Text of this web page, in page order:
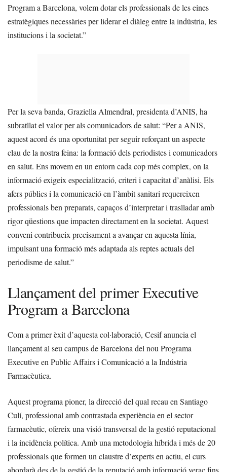
Program a Barcelona, volem dotar els professionals de les eines
estratègiques necessàries per liderar el diàleg entre la indústria, les
institucions i la societat.”
Per la seva banda, Graziella Almendral, presidenta d’ANIS, ha
subratllat el valor per als comunicadors de salut: “Per a ANIS,
aquest acord és una oportunitat per seguir reforçant un aspecte
clau de la nostra feina: la formació dels periodistes i comunicadors
en salut. Ens movem en un entorn cada cop més complex, on la
informació exigeix especialització, criteri i capacitat d’anàlisi. Els
afers públics i la comunicació en l’àmbit sanitari requereixen
professionals ben preparats, capaços d’interpretar i traslladar amb
rigor qüestions que impacten directament en la societat. Aquest
conveni contribueix precisament a avançar en aquesta línia,
impulsant una formació més adaptada als reptes actuals del
periodisme de salut.”
Llançament del primer Executive
Program a Barcelona
Com a primer èxit d’aquesta col·laboració, Cesif anuncia el
llançament al seu campus de Barcelona del nou Programa
Executive en Public Affairs i Comunicació a la Indústria
Farmacèutica.
Aquest programa pioner, la direcció del qual recau en Santiago
Culí, professional amb contrastada experiència en el sector
farmacèutic, ofereix una visió transversal de la gestió reputacional
i la incidència política. Amb una metodologia híbrida i més de 20
professionals que formen un claustre d’experts en actiu, el curs